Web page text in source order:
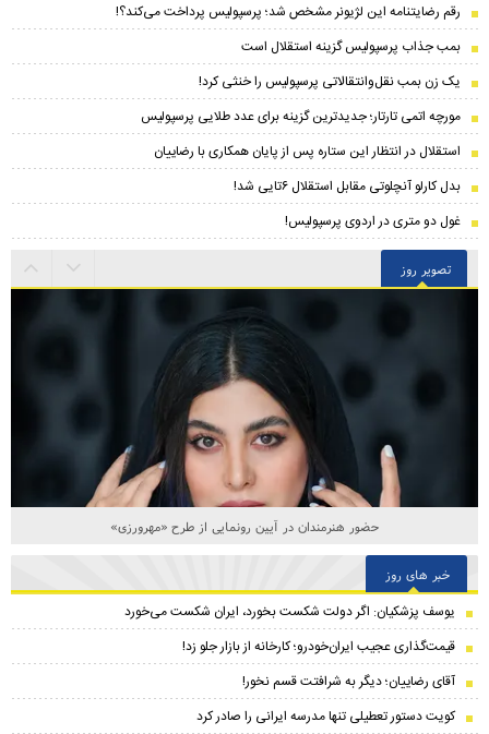
رقم رضایتنامه این لژیونر مشخص شد؛ پرسپولیس پرداخت می‌کند؟!
بمب جذاب پرسپولیس گزینه استقلال است
یک زن بمب نقل‌وانتقالاتی پرسپولیس را خنثی کرد!
مورچه اتمی تارتار؛ جدیدترین گزینه برای عدد طلایی پرسپولیس
استقلال در انتظار این ستاره پس از پایان همکاری با رضاییان
بدل کارلو آنچلوتی مقابل استقلال ۶تایی شد!
غول دو متری در اردوی پرسپولیس!
تصویر روز
حضور هنرمندان در آیین رونمایی از طرح «مهرورزی»
خبر های روز
یوسف پزشکیان: اگر دولت شکست بخورد، ایران شکست می‌خورد
قیمت‌گذاری عجیب ایران‌خودرو؛ کارخانه از بازار جلو زد!
آقای رضاییان؛ دیگر به شرافتت قسم نخور!
کویت دستور تعطیلی تنها مدرسه ایرانی را صادر کرد